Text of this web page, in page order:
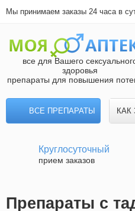
Мы принимаем заказы 24 часа в
все для Вашего
здоровья
препараты для повышения
ВСЕ ПРЕПАРАТЫ КАК
Круглосуточный
прием заказов
Препараты с